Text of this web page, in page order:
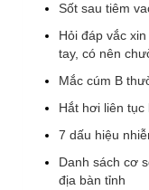
Sốt sau tiêm
Hỏi đáp vắc
tay, có nên
Mắc cúm B
Hắt hơi liên
7 dấu hiệu
Danh sách cơ
địa bàn tỉnh